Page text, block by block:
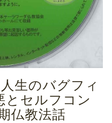
生のバグフィ
とセルフコン
仏教法話